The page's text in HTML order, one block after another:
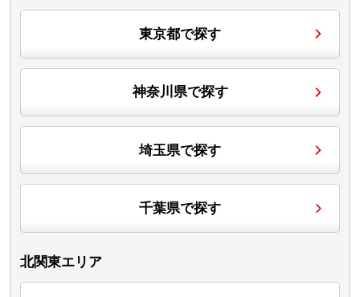
東京都で探す
神奈川県で探す
埼玉県で探す
千葉県で探す
北関東エリア